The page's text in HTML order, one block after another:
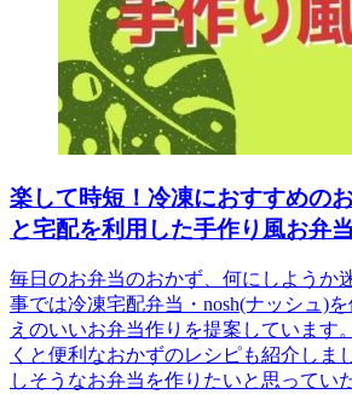
楽して時短！冷凍におすすめの
と宅配を利用した手作り風お弁当
毎日のお弁当のおかず、何にしようか
事では冷凍宅配弁当・nosh(ナッシュ)
えのいいお弁当作りを提案しています
くと便利なおかずのレシピも紹介しま
しそうなお弁当を作りたいと思ってい